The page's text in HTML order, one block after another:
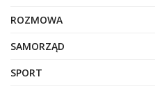
ROZMOWA
SAMORZĄD
SPORT